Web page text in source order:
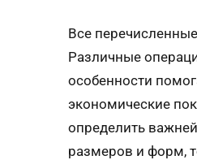
Все
Различные
особенности
экономические
определить
размеров и форм,